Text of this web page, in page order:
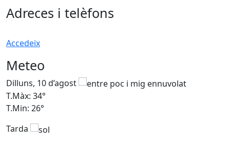
Adreces i telèfons
Accedeix
Meteo
Dilluns, 10 d’agost
T.Màx: 34°
T.Min: 26°
Tarda